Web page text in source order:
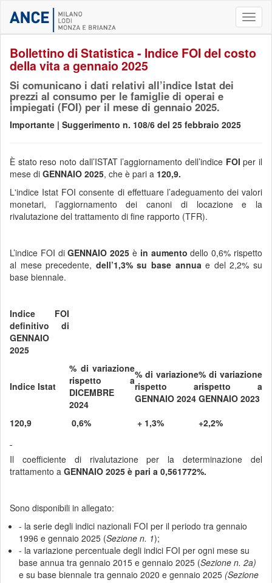
Bollettino di Statistica - Indice FOI del costo
della vita a gennaio 2025
Si comunicano i dati relativi all’indice Istat dei
prezzi al consumo per le famiglie di operai e
impiegati (FOI) per il mese di gennaio 2025.
Importante | Suggerimento n. 108/6 del 25 febbraio 2025
È stato reso noto dall’ISTAT l’aggiornamento dell’indice FOI per il
mese di GENNAIO 2025, che è pari a 120,9.
L'indice Istat FOI consente di effettuare l’adeguamento dei valori
monetari, l’aggiornamento dei canoni di locazione e la
rivalutazione del trattamento di fine rapporto (TFR).
L’indice FOI diGENNAIO 2025 è in aumento dello 0,6% rispetto
al mese precedente, dell’1,3% su base annuae del 2,2% su
base biennale.
Indice FOI
definitivo di
GENNAIO
2025
Indice Istat
% di variazione
rispetto a
DICEMBRE
2024
% di variazione
rispetto a
GENNAIO 2024
% di variazione
rispetto a
GENNAIO 2023
120,9
0,6% + 1,3% +2,2%
Il coefficiente di rivalutazione per la determinazione del
trattamento a GENNAIO 2025 è pari a 0,561772%.
Sono disponibili in allegato:
- la serie degli indici nazionali FOI per il periodo tra gennaio
1996 e gennaio 2025 (Sezione n. 1);
- la variazione percentuale degli indici FOI per ogni mese su
base annua tra gennaio 2015 e gennaio 2025 (Sezione n. 2a)
e su base biennale tra gennaio 2020 e gennaio 2025 (Sezione